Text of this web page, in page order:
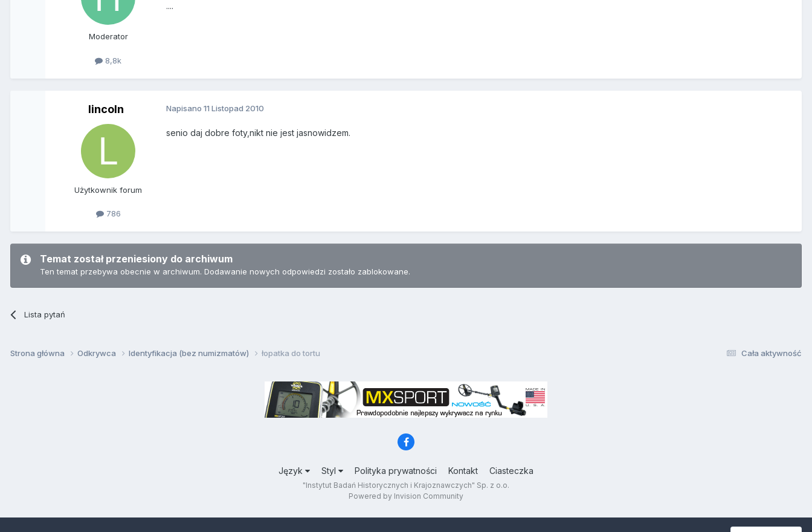
Moderator
8,8k
....
lincoln
Użytkownik forum
786
Napisano11 Listopad 2010
senio daj dobre foty,nikt nie jest jasnowidzem.
Temat został przeniesiony do archiwum
Ten temat przebywa obecnie w archiwum. Dodawanie nowych odpowiedzi zostało zablokowane.
Lista pytań
Cała aktywność
Strona główna Odkrywca Identyfikacja (bez numizmatów) łopatka do tortu
Język Styl Polityka prywatności Kontakt Ciasteczka
"Instytut Badań Historycznych i Krajoznawczych" Sp. z o.o.
Powered by Invision Community